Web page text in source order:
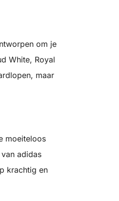
om je
White, Royal
maar
moeiteloos
adidas
krachtig en